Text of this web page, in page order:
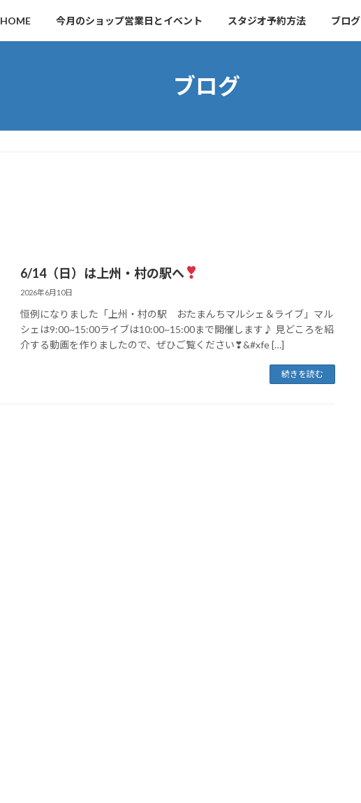
HOME 今月のショップ営業日とイベント スタジオ予約方法 ブログ
ブログ
6/14（日）は上州・村の駅へ
2026年6月10日
恒例になりました「上州・村の駅 おたまんちマルシェ＆ライブ」マル
シェは9:00~15:00ライブは10:00~15:00まで開催します♪ 見どころを紹
介する動画を作りましたので、ぜひご覧ください❣&#xfe […]
続きを読む